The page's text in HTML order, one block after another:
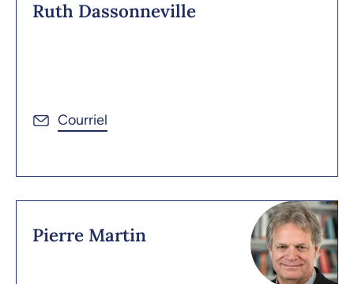
Ruth Dassonneville
Pierre Martin